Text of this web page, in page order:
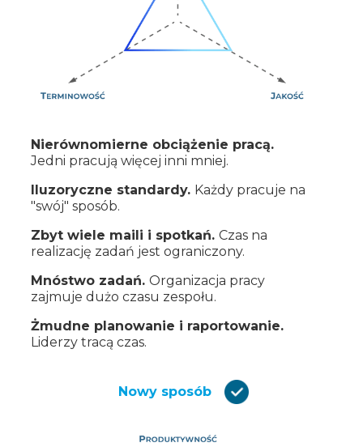
Nowy sposób
Nierównomierne obciążenie pracą.
Jedni pracują więcej inni mniej.
Iluzoryczne standardy. Każdy pracuje na
"swój" sposób.
Zbyt wiele maili i spotkań. Czas na
realizację zadań jest ograniczony.
Mnóstwo zadań. Organizacja pracy
zajmuje dużo czasu zespołu.
Żmudne planowanie i raportowanie.
Liderzy tracą czas.